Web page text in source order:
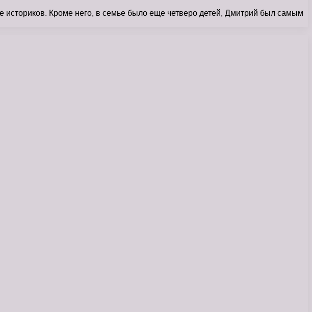
Кроме него, в семье было еще четверо детей, Дмитрий был самым